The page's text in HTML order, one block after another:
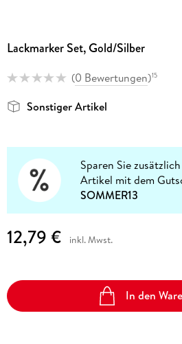
Lackmarker Set, Gold/Silber
(0 Bewertungen)15
Sonstiger Artikel
Sparen Sie zusätzlich
Artikel mit dem
SOMMER13
12,79 € inkl. Mwst.
In den